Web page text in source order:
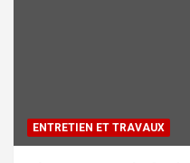
ENTRETIEN ET TRAVAUX